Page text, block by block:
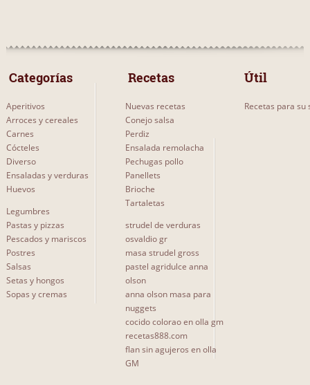
Categorías
Aperitivos
Arroces y cereales
Carnes
Cócteles
Diverso
Ensaladas y verduras
Huevos
Legumbres
Pastas y pizzas
Pescados y mariscos
Postres
Salsas
Setas y hongos
Sopas y cremas
Recetas
Nuevas recetas
Conejo salsa
Perdiz
Ensalada remolacha
Pechugas pollo
Panellets
Brioche
Tartaletas
strudel de verduras
osvaldio gr
masa strudel gross
pastel agridulce anna
olson
anna olson masa para
nuggets
cocido colorao en olla gm
recetas888.com
flan sin agujeros en olla
GM
Útil
Recetas para su